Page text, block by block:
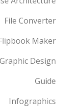
File Converter
Flipbook Maker
Graphic Design
Guide
Infographics